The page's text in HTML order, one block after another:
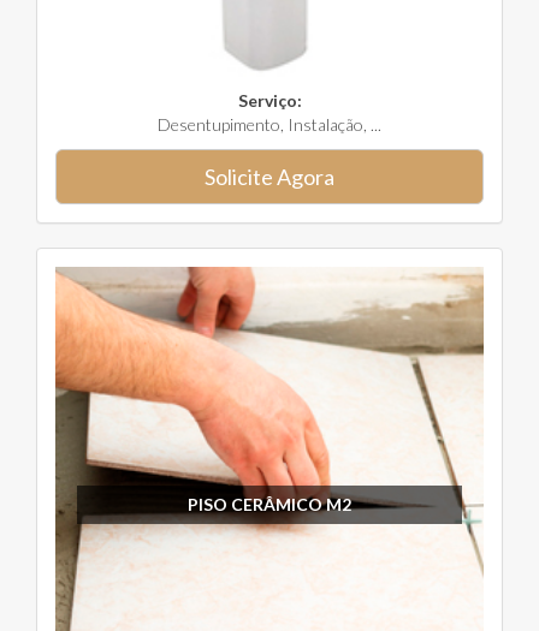
Serviço:
Desentupimento, Instalação, ...
Solicite Agora
PISO CERÂMICO M2